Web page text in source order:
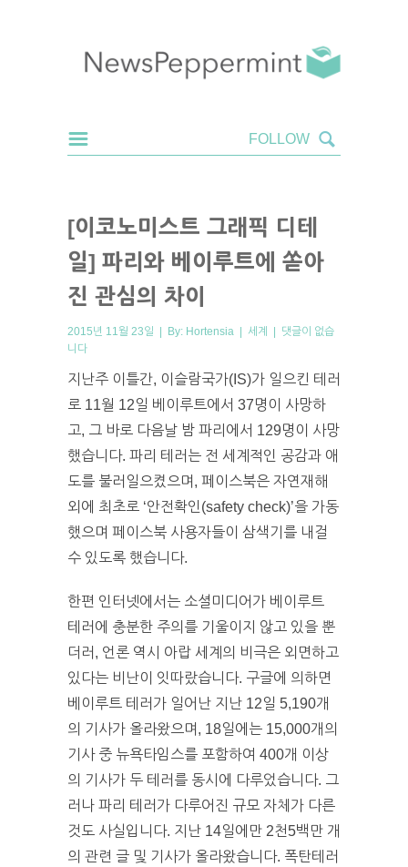
[이코노미스트 그래픽 디테
일] 파리와 베이루트에 쏟아
진 관심의 차이
2015년 11월 23일 | By: Hortensia | 세계 | 댓글이 없습
니다
지난주 이틀간, 이슬람국가(IS)가 일으킨 테러
로 11월 12일 베이루트에서 37명이 사망하
고, 그 바로 다음날 밤 파리에서 129명이 사망
했습니다. 파리 테러는 전 세계적인 공감과 애
도를 불러일으켰으며, 페이스북은 자연재해
외에 최초로 ‘안전확인(safety check)’을 가동
했으며 페이스북 사용자들이 삼색기를 내걸
수 있도록 했습니다.
한편 인터넷에서는 소셜미디어가 베이루트
테러에 충분한 주의를 기울이지 않고 있을 뿐
더러, 언론 역시 아랍 세계의 비극은 외면하고
있다는 비난이 잇따랐습니다. 구글에 의하면
베이루트 테러가 일어난 지난 12일 5,190개
의 기사가 올라왔으며, 18일에는 15,000개의
기사 중 뉴욕타임스를 포함하여 400개 이상
의 기사가 두 테러를 동시에 다루었습니다. 그
러나 파리 테러가 다루어진 규모 자체가 다른
것도 사실입니다. 지난 14일에만 2천5백만 개
의 관련 글 및 기사가 올라왔습니다. 폭탄테러